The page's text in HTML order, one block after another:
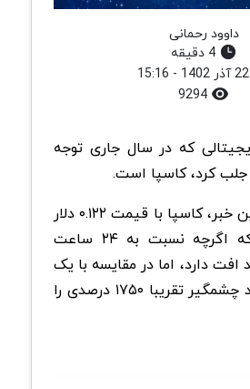
داوود رحمانی
4 دقیقه
22 آذر 1402 - 15:16
که در سال جاری توجه
جلب کرد، کاسپا است.
در زمان نگارش این خبر، کاسپا با قیمت ۰.۱۲۲ دلار
معامله می‌شود که اگرچه نسبت به ۲۴ ساعت
۲.۱۲ درصد افت دارد، اما در مقایسه با یک
سال گذشته، رشد چشمگیر تقریبا ۱۷۵۰ درصدی را